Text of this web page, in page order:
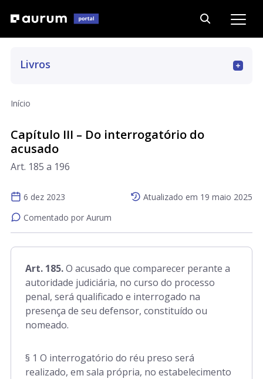
Livros
Art. 394 a 562
Art. 563 a 667
Art. 780 a 790
rt. 791 a 811
Início
Capítulo III – Do interrogatório do
acusado
Art. 185 a 196
Comentado por Aurum
6 dez 2023 Atualizado em 19 maio 2025
Art. 185.O acusado que comparecer perante a
autoridade judiciária, no curso do processo
penal, será qualificado e interrogado na
presença de seu defensor, constituído ou
nomeado.
§ 1 O interrogatório do réu preso será
realizado, em sala própria, no estabelecimento